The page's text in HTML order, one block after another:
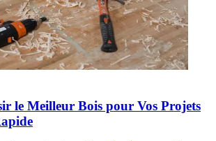
le Meilleur Bois pour Vos Projets